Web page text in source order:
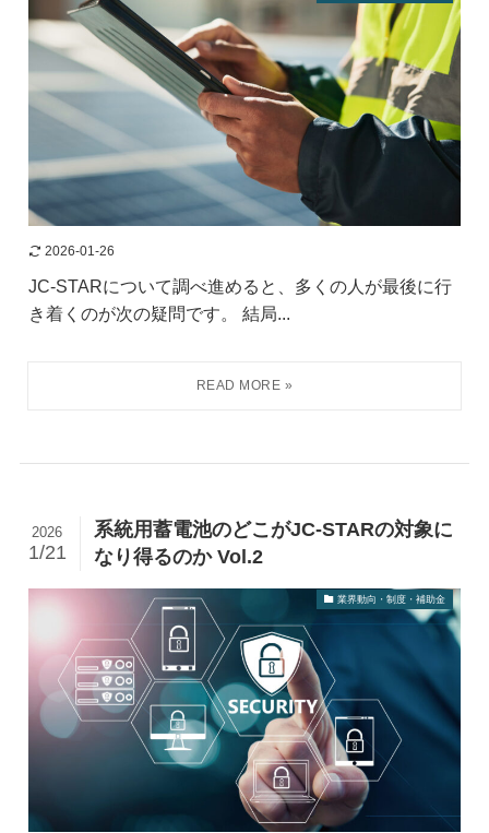
2026-01-26
JC-STARについて調べ進めると、多くの人が最後に行
き着くのが次の疑問です。 結局...
系統用蓄電池のどこがJC-STARの対象に
なり得るのか Vol.2
2026
1/21
業界動向・制度・補助金